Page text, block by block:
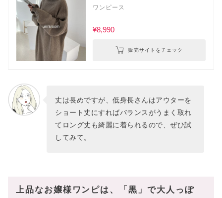
ワンピース
¥8,990
販売サイトをチェック
丈は長めですが、低身長さんはアウターを
ショート丈にすればバランスがうまく取れ
てロング丈も綺麗に着られるので、ぜひ試
してみて。
上品なお嬢様ワンピは、「黒」で大人っぽ